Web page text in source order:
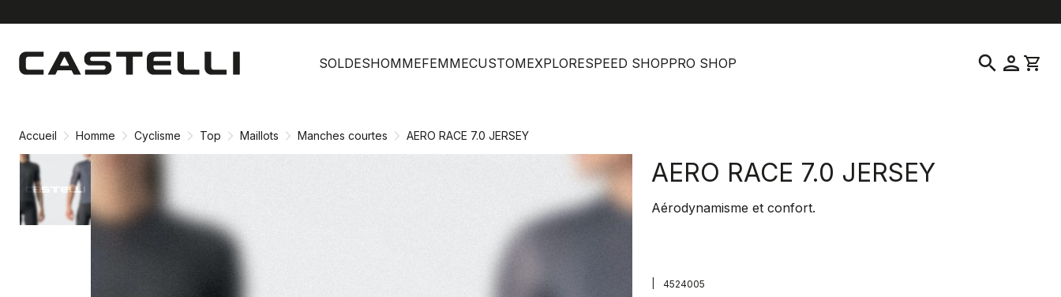
contenu
SOLDESHOMMEFEMMECUSTOMEXPLORESPEED SHOPPRO SHOP search person shopping_cart
Accueil Homme Cyclisme Top Maillots Manches courtes AERO RACE 7.0 JERSEY
AERO RACE 7.0 JERSEY
Aérodynamisme et confort.
4524005